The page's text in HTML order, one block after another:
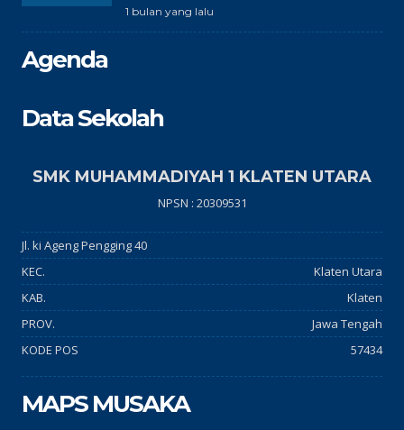
1 bulan yang lalu
Agenda
Data Sekolah
SMK MUHAMMADIYAH 1 KLATEN UTARA
NPSN : 20309531
Jl. ki Ageng Pengging 40
KEC.
Klaten Utara
KAB.
Klaten
PROV.
Jawa Tengah
KODE POS
57434
MAPS MUSAKA